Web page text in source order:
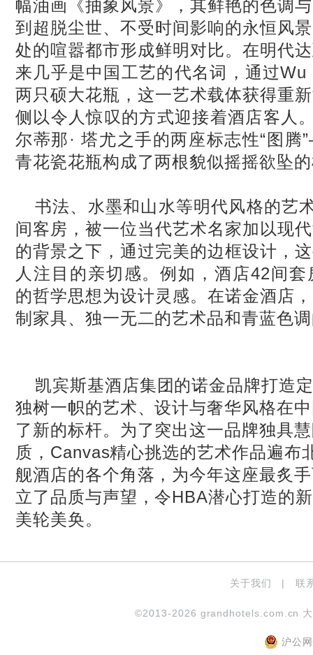
幅油画《抽象风景》，其鲜艳的色调
到超脱尘世、不受时间影响的永恒风
处的喧嚣都市形成鲜明对比。在明代
来几乎是中国工艺的代名词，通过
两只硕大花瓶，这一艺术载体获得重
侧以令人惊叹的方式迎接着酒店客人
尔蒂那· 塔尤之手的两座标志性“图
青花瓷花瓶构成了两根貌似摇摇欲坠
书法、水墨和山水等明代风格的艺
间客房，被一位当代艺术名家加以现
的背景之下，通过完美的边框设计，
人注目的亲切感。例如，酒店42间
的哲学思想为设计灵感。在诺金酒店
制家具、独一无二的艺术品和青蓝色
凯宾斯基酒店集团的诺金品牌打造
独树一帜的艺术、设计与奢华风格在
了新的标杆。为了突出这一品牌独具
质，Canvas精心挑选的艺术作品遍布
舰酒店的各个角落，为今年这座最炙
立了品质与声望，令HBA潜心打造的
美轮美奂。
关于我们 | 联
©2013-2026 grandhotels.com.cn
沪公